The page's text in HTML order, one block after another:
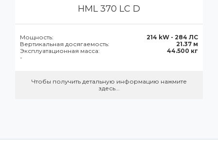
HML 370 LC D
Мощность:
214 kW - 284 ЛС
Вертикальная досягаемость:
21.37 м
Эксплуатационная масса:
44.500 кг
-
Чтобы получить детальную информацию нажмите
здесь...